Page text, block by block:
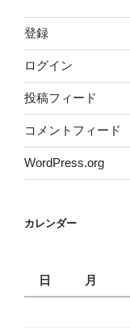
登録
ログイン
投稿フィード
コメントフィード
WordPress.org
カレンダー
日
月